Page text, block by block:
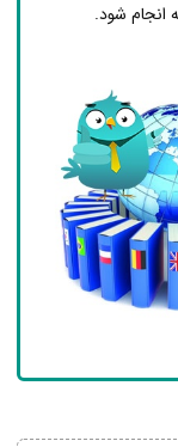
انجام شود.